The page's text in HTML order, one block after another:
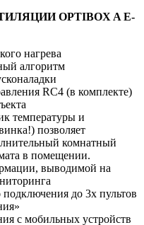
OPTIBOX A E-
нагрева
алгоритм
RC4 (в комплекте)
температуры и
позволяет
комнатный
в помещении.
выводимой на
до 3х пультов
с мобильных устройств